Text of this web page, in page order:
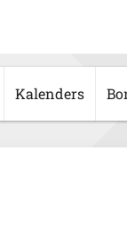
Kalenders